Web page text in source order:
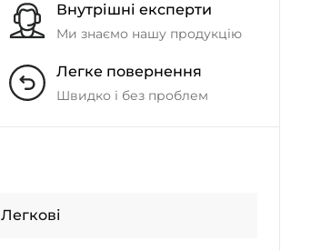
Внутрішні експерти
Ми знаємо нашу продукцію
Легке повернення
Швидко і без проблем
Легкові